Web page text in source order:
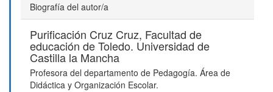
Biografía del autor/a
Purificación Cruz Cruz, Facultad de
educación de Toledo. Universidad de
Castilla la Mancha
Profesora del departamento de Pedagogía. Área de
Didáctica y Organización Escolar.